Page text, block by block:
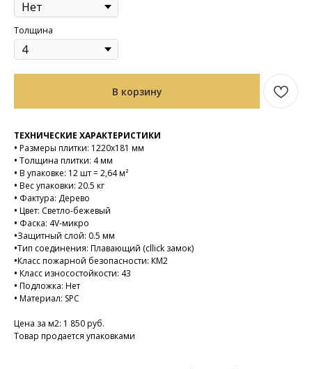
Толщина
В корзину
ТЕХНИЧЕСКИЕ ХАРАКТЕРИСТИКИ
• Размеры плитки: 1220х181 мм
• Толщина плитки: 4 мм
• В упаковке: 12 шт = 2,64 м²
• Вес упаковки: 20.5 кг
• Фактура: Дерево
• Цвет: Светло-бежевый
• Фаска: 4V-микро
•Защитный слой: 0.5 мм
•Тип соединения: Плавающий (cllick замок)
•Класс пожарной безопасности: КМ2
• Класс износостойкости: 43
• Подложка: Нет
• Материал: SPC
Цена за м2: 1 850 руб.
Товар продается упаковками